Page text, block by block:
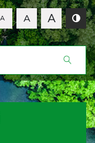
A A A